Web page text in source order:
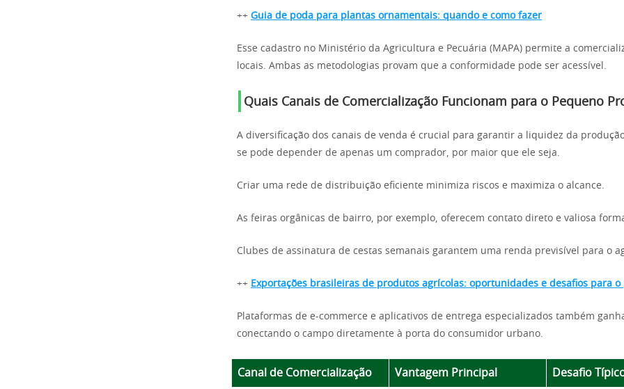
++ Guia de poda para plantas ornamentais: quando e como fazer
Esse cadastro no Ministério da Agricultura e Pecuária (MAPA) permite a
locais. Ambas as metodologias provam que a conformidade pode ser acessível.
Quais Canais de Comercialização Funcionam para o Pequeno
A diversificação dos canais de venda é crucial para garantir a liquidez da
se pode depender de apenas um comprador, por maior que ele seja.
Criar uma rede de distribuição eficiente minimiza riscos e maximiza o alcance.
As feiras orgânicas de bairro, por exemplo, oferecem contato direto e valiosa
Clubes de assinatura de cestas semanais garantem uma renda previsível para o
++ Exportações brasileiras de produtos agrícolas: oportunidades e desafios para
Plataformas de e-commerce e aplicativos de entrega especializados também
conectando o campo diretamente à porta do consumidor urbano.
Canal de Comercialização Vantagem Principal Desafio